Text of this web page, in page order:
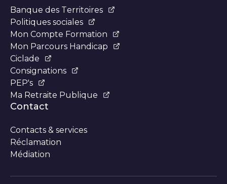
Banque des Territoires
Politiques sociales
Mon Compte Formation
Mon Parcours Handicap
Ciclade
Consignations
PEP's
Ma Retraite Publique
Contact
Contacts & services
Réclamation
Médiation